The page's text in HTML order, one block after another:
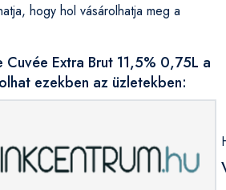
hogy hol vásárolhatja meg a
Extra Brut 11,5% 0,75L a
ezekben az üzletekben: